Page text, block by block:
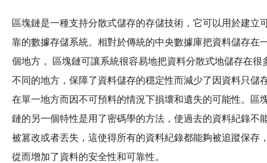
區塊鏈是一種支持分散式儲存的存儲技術，它可以用於建立
靠的數據存儲系統。相對於傳統的中央數據庫把資料儲存在
個地方， 區塊鏈可讓系統很容易地把資料分散式地儲存在很
不同的地方，保障了資料儲存的穩定性而減少了因資料只儲
在單一地方而因不可預料的情況下損壞和遺失的可能性。區
鏈的另一個特性是用了密碼學的方法，使過去的資料紀錄不
被篡改或者丟失，這使得所有的資料紀錄都能夠被追蹤保存
從而增加了資料的安全性和可靠性。